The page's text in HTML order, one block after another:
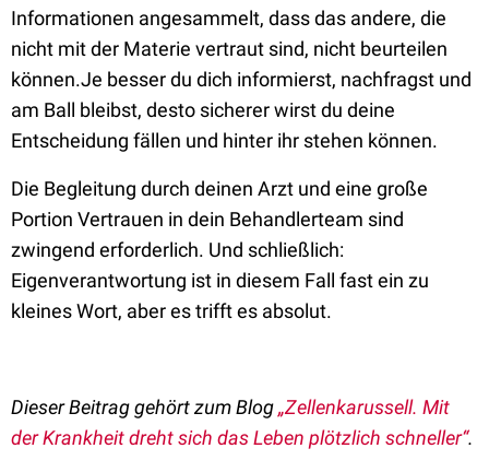
Informationen angesammelt, dass das andere, die
nicht mit der Materie vertraut sind, nicht beurteilen
können.Je besser du dich informierst, nachfragst und
am Ball bleibst, desto sicherer wirst du deine
Entscheidung fällen und hinter ihr stehen können.
Die Begleitung durch deinen Arzt und eine große
Portion Vertrauen in dein Behandlerteam sind
zwingend erforderlich. Und schließlich:
Eigenverantwortung ist in diesem Fall fast ein zu
kleines Wort, aber es trifft es absolut.
Dieser Beitrag gehört zum Blog„Zellenkarussell. Mit
der Krankheit dreht sich das Leben plötzlich schneller“.